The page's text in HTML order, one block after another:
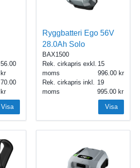
56.00
70.00
Visa
Ryggbatteri Ego 56V
28.0Ah Solo
BAX1500
Rek. cirkapris exkl.
moms
15
996.00
Rek. cirkapris inkl.
moms
19
995.00
Visa